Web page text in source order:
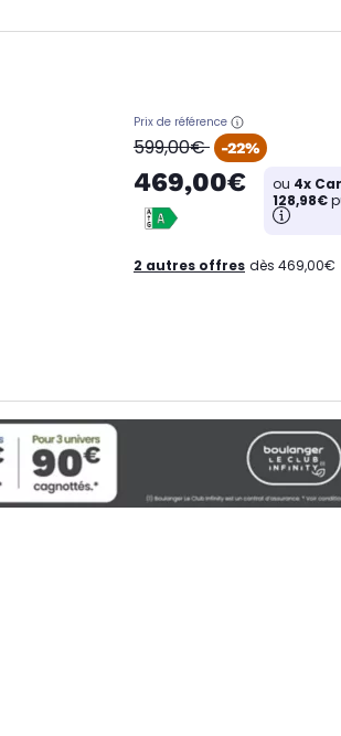
Prix de référence
oldPrice
599,00€ -22%
469,00€ ou 4x
128,98€
2 autres offres dès 469,00€